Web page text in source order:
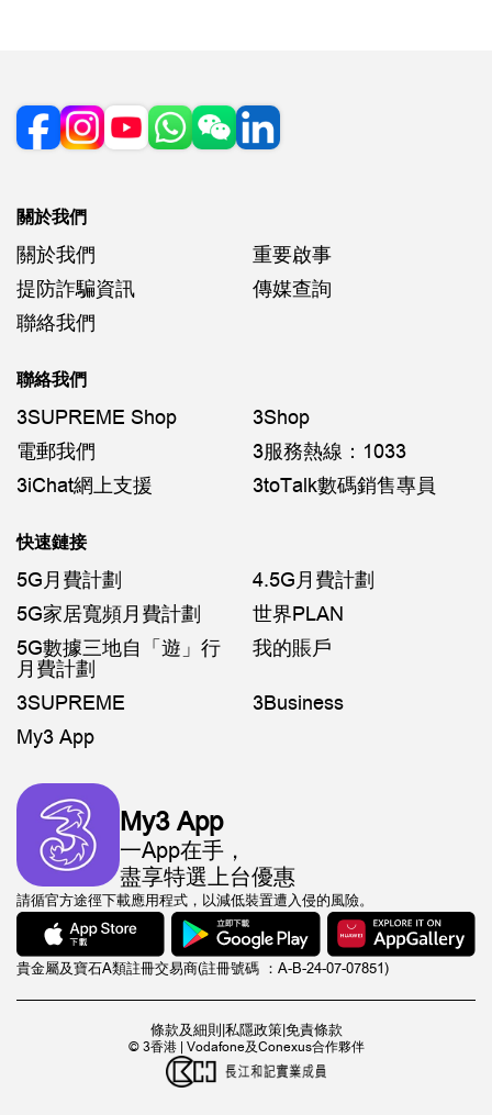
關於我們
關於我們
重要啟事
提防詐騙資訊
傳媒查詢
聯絡我們
聯絡我們
3SUPREME Shop
3Shop
電郵我們
3服務熱線：1033
3iChat網上支援
3toTalk數碼銷售專員
快速鏈接
5G月費計劃
4.5G月費計劃
5G家居寬頻月費計劃
世界PLAN
5G數據三地自「遊」行
月費計劃
我的賬戶
3SUPREME
3Business
My3 App
My3 App
一App在手，
盡享特選上台優惠
請循官方途徑下載應用程式，以減低裝置遭入侵的風險。
貴金屬及寶石A類註冊交易商(註冊號碼 ：A-B-24-07-07851)
條款及細則 私隱政策 免責條款
© 3香港 | Vodafone及Conexus合作夥伴